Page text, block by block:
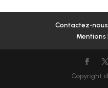
Contactez-nous
Mentions
Copyright